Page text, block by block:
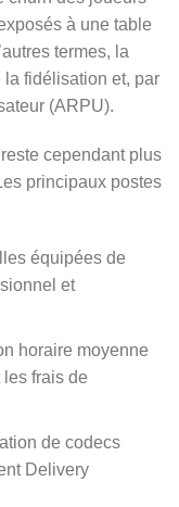
à une table
termes, la
la fidélisation et, par
(ARPU).
cependant plus
principaux postes
équipées de
et
horaire moyenne
les frais de
de codecs
Delivery